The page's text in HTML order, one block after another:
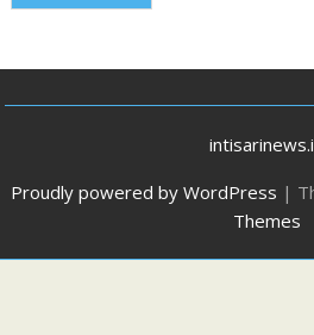
Proudly powered by WordPress |
Themes